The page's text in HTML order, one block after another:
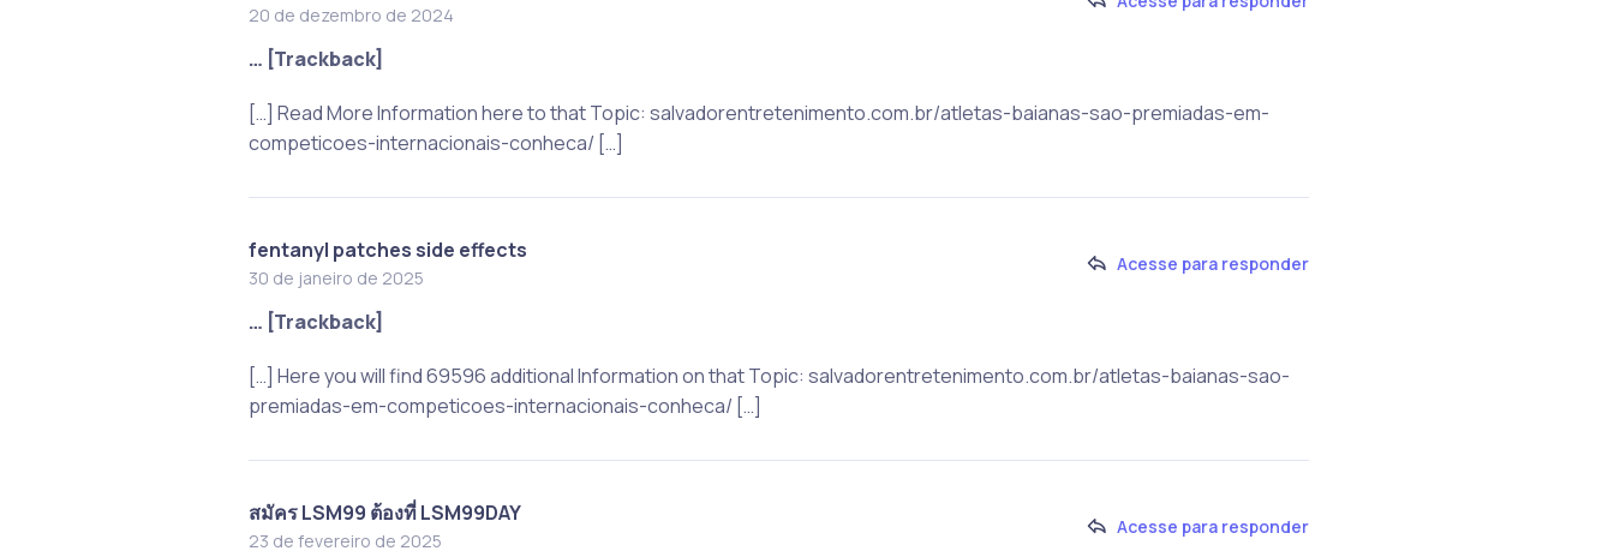
20 de dezembro de 2024
… [Trackback]
[…] Read More Information here to that Topic: salvadorentretenimento.com.br/atletas-baianas-sao-premiadas-em-
competicoes-internacionais-conheca/ […]
fentanyl patches side effects
30 de janeiro de 2025
Acesse para responder
… [Trackback]
[…] Here you will find 69596 additional Information on that Topic: salvadorentretenimento.com.br/atletas-baianas-sao-
premiadas-em-competicoes-internacionais-conheca/ […]
สมัคร LSM99 ต้องที่ LSM99DAY
23 de fevereiro de 2025
Acesse para responder